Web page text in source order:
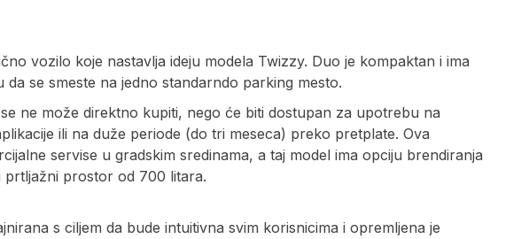
vozilo koje nastavlja ideju modela Twizzy. Duo je kompaktan i ima
se smeste na jedno standarndo parking mesto.
ne može direktno kupiti, nego će biti dostupan za upotrebu na
ili na duže periode (do tri meseca) preko pretplate. Ova
servise u gradskim sredinama, a taj model ima opciju brendiranja
prtljažni prostor od 700 litara.
s ciljem da bude intuitivna svim korisnicima i opremljena je